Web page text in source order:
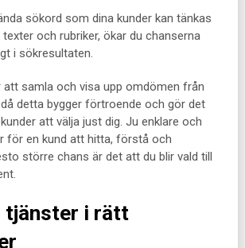
sökord som dina kunder kan tänkas
texter och rubriker, ökar du chanserna
i sökresultaten.
att samla och visa upp omdömen från
detta bygger förtroende och gör det
att välja just dig. Ju enklare och
för en kund att hitta, förstå och
större chans är det att du blir vald till
tjänster i rätt